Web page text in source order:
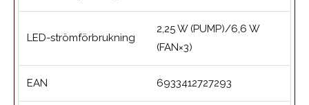
LED-strömförbrukning
2,25 W (PUMP)/6,6 W
(FAN×3)
EAN 6933412727293